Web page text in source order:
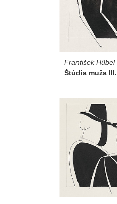
František Hübel
Štúdia muža III.